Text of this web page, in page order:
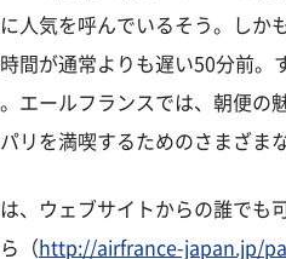
人気を呼んでいるそう。しか
間が通常よりも遅い50分前。
エールフランスでは、朝便の
リを満喫するためのさまざま
、ウェブサイトからの誰でも
（ http://airfrance-japan.jp/